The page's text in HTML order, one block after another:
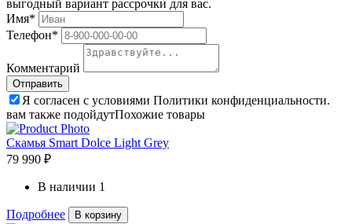
выгодный вариант рассрочки для вас.
Имя*
Телефон*
Комментарий
Я согласен с условиями Политики конфиденциальности.
вам также подойдутПохожие товары
Скамья Smart Dolce Light Grey
79 990 ₽
В наличии 1
Подробнее В корзину